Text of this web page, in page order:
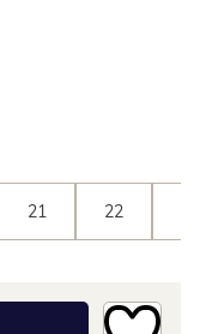
21 22